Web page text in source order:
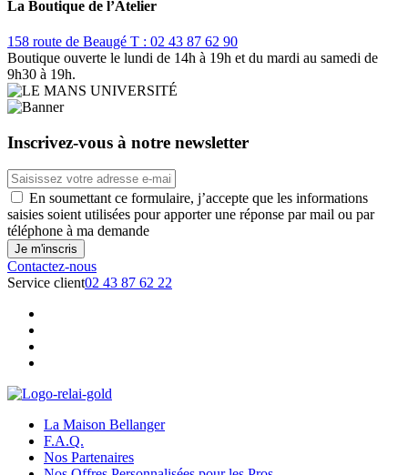
La Boutique de l’Atelier
158 route de Beaugé T : 02 43 87 62 90
Boutique ouverte le lundi de 14h à 19h et du mardi au samedi de
9h30 à 19h.
Inscrivez-vous à notre newsletter
En soumettant ce formulaire, j’accepte que les informations
saisies soient utilisées pour apporter une réponse par mail ou par
téléphone à ma demande
Contactez-nous
Service client02 43 87 62 22
La Maison Bellanger
F.A.Q.
Nos Partenaires